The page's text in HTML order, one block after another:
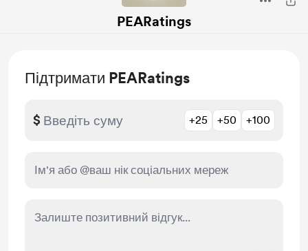
PEARatings
Підтримати PEARatings
$ +25 +50 +100